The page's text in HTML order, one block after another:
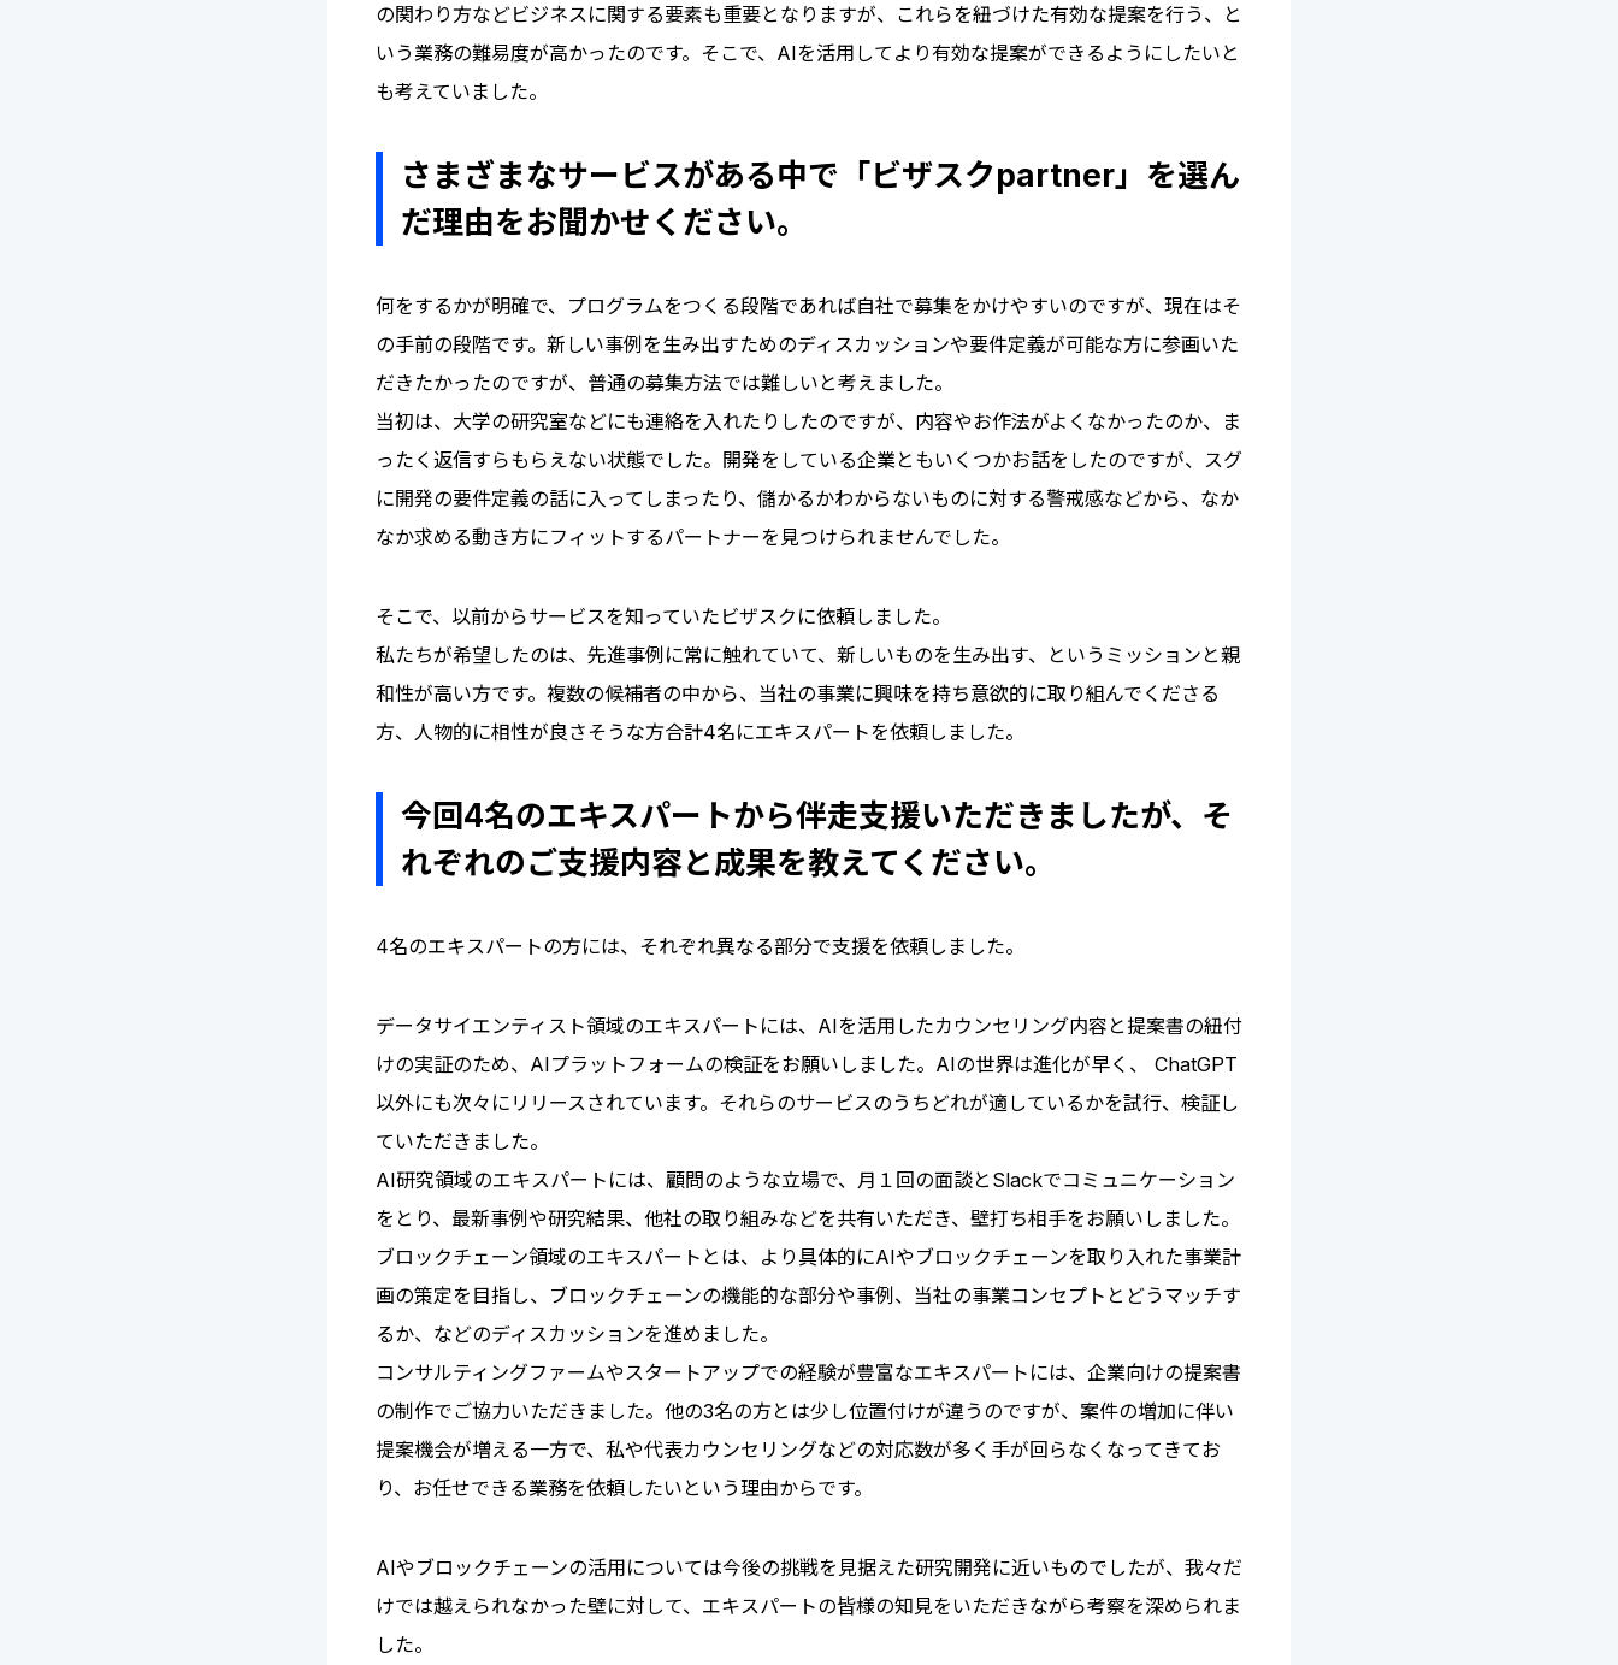
の関わり方などビジネスに関する要素も重要となりますが、これらを紐づけた有効な提案を行う、と
いう業務の難易度が高かったのです。そこで、AIを活用してより有効な提案ができるようにしたいと
も考えていました。
さまざまなサービスがある中で「ビザスクpartner」を選ん
だ理由をお聞かせください。
何をするかが明確で、プログラムをつくる段階であれば自社で募集をかけやすいのですが、現在はそ
の手前の段階です。新しい事例を生み出すためのディスカッションや要件定義が可能な方に参画いた
だきたかったのですが、普通の募集方法では難しいと考えました。
当初は、大学の研究室などにも連絡を入れたりしたのですが、内容やお作法がよくなかったのか、ま
ったく返信すらもらえない状態でした。開発をしている企業ともいくつかお話をしたのですが、スグ
に開発の要件定義の話に入ってしまったり、儲かるかわからないものに対する警戒感などから、なか
なか求める動き方にフィットするパートナーを見つけられませんでした。
そこで、以前からサービスを知っていたビザスクに依頼しました。
私たちが希望したのは、先進事例に常に触れていて、新しいものを生み出す、というミッションと親
和性が高い方です。複数の候補者の中から、当社の事業に興味を持ち意欲的に取り組んでくださる
方、人物的に相性が良さそうな方合計4名にエキスパートを依頼しました。
今回4名のエキスパートから伴走支援いただきましたが、そ
れぞれのご支援内容と成果を教えてください。
4名のエキスパートの方には、それぞれ異なる部分で支援を依頼しました。
データサイエンティスト領域のエキスパートには、AIを活用したカウンセリング内容と提案書の紐付
けの実証のため、AIプラットフォームの検証をお願いしました。AIの世界は進化が早く、 ChatGPT
以外にも次々にリリースされています。それらのサービスのうちどれが適しているかを試行、検証し
ていただきました。
AI研究領域のエキスパートには、顧問のような立場で、月１回の面談とSlackでコミュニケーション
をとり、最新事例や研究結果、他社の取り組みなどを共有いただき、壁打ち相手をお願いしました。
ブロックチェーン領域のエキスパートとは、より具体的にAIやブロックチェーンを取り入れた事業計
画の策定を目指し、ブロックチェーンの機能的な部分や事例、当社の事業コンセプトとどうマッチす
るか、などのディスカッションを進めました。
コンサルティングファームやスタートアップでの経験が豊富なエキスパートには、企業向けの提案書
の制作でご協力いただきました。他の3名の方とは少し位置付けが違うのですが、案件の増加に伴い
提案機会が増える一方で、私や代表カウンセリングなどの対応数が多く手が回らなくなってきてお
り、お任せできる業務を依頼したいという理由からです。
AIやブロックチェーンの活用については今後の挑戦を見据えた研究開発に近いものでしたが、我々だ
けでは越えられなかった壁に対して、エキスパートの皆様の知見をいただきながら考察を深められま
した。